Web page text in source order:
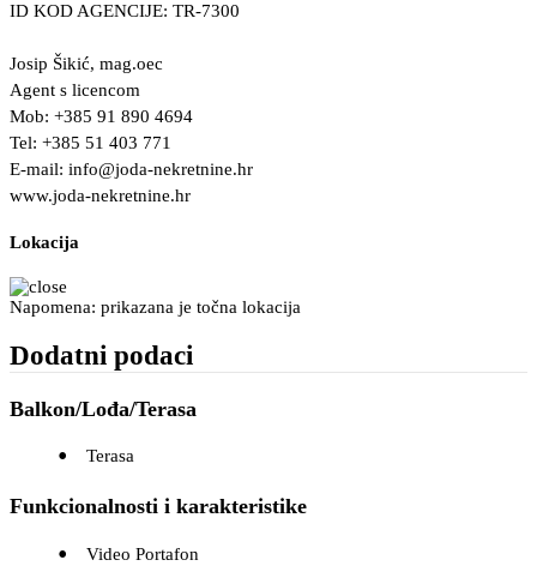
ID KOD AGENCIJE: TR-7300
Josip Šikić, mag.oec
Agent s licencom
Mob: +385 91 890 4694
Tel: +385 51 403 771
E-mail: info@joda-nekretnine.hr
www.joda-nekretnine.hr
Lokacija
Napomena: prikazana je točna lokacija
Dodatni podaci
Balkon/Lođa/Terasa
Terasa
Funkcionalnosti i karakteristike
Video Portafon